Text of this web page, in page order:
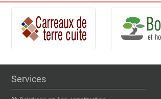
Services